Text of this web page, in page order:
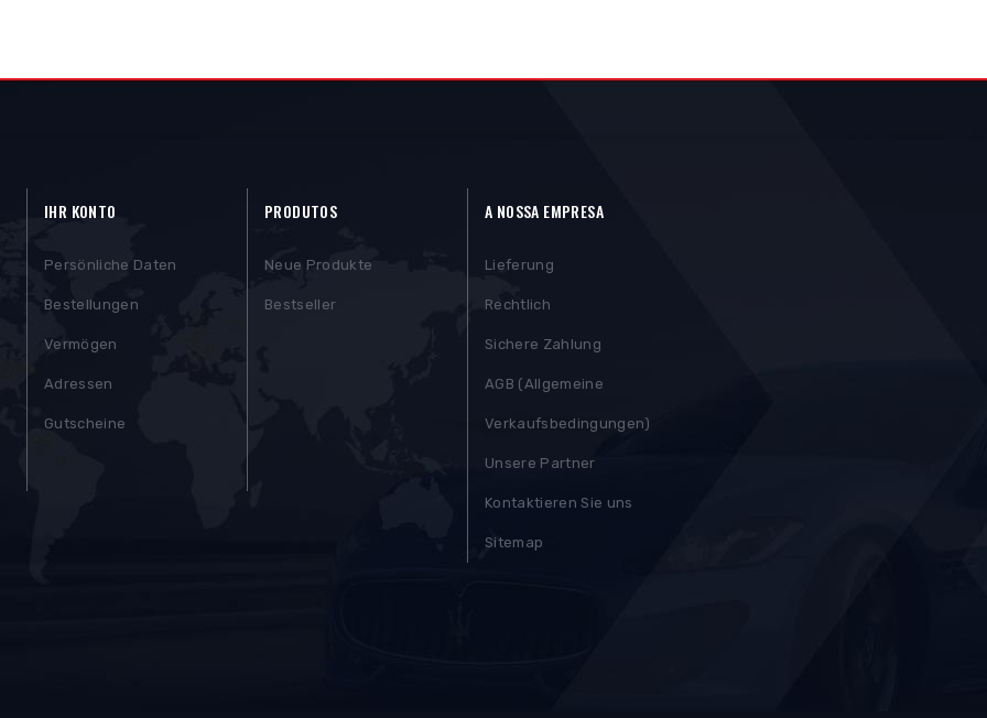
IHR KONTO
Persönliche Daten
Bestellungen
Vermögen
Adressen
Gutscheine
PRODUTOS
Neue Produkte
Bestseller
A NOSSA EMPRESA
Lieferung
Rechtlich
Sichere Zahlung
AGB (Allgemeine
Verkaufsbedingungen)
Unsere Partner
Kontaktieren Sie uns
Sitemap